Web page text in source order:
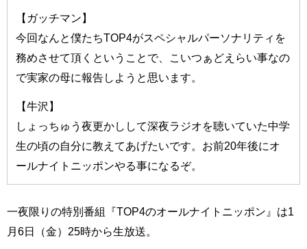
【ガッチマン】
今回なんと僕たちTOP4がスペシャルパーソナリティを
務めさせて頂くということで、こいつぁどえらい事なの
で実家の母に報告しようと思います。
【牛沢】
しょっちゅう夜更かしして深夜ラジオを聴いていた中学
生の頃の自分に教えてあげたいです。お前20年後にオ
ールナイトニッポンやる事になるぞ。
一夜限りの特別番組『TOP4のオールナイトニッポン』は1
月6日（金）25時から生放送。